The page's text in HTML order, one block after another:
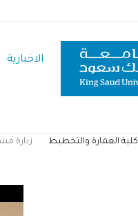
الاخبارية
كلية العمارة والتخطيط زيارة